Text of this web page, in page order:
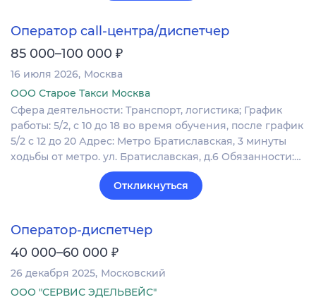
Оператор call-центра/диспетчер
85 000–100 000 ₽
16 июля 2026 Москва
ООО Старое Такси Москва
Сфера деятельности: Транспорт, логистика; График
работы: 5/2, с 10 до 18 во время обучения, после график
5/2 с 12 до 20 Адрес: Метро Братиславская, 3 минуты
ходьбы от метро. ул. Братиславская, д.6 Обязанности:…
Откликнуться
Оператор-диспетчер
40 000–60 000 ₽
26 декабря 2025 Московский
ООО "СЕРВИС ЭДЕЛЬВЕЙС"